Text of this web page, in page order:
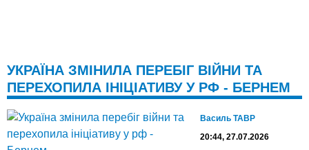
УКРАЇНА ЗМІНИЛА ПЕРЕБІГ ВІЙНИ ТА
ПЕРЕХОПИЛА ІНІЦІАТИВУ У РФ - БЕРНЕМ
Василь ТАВР
20:44, 27.07.2026